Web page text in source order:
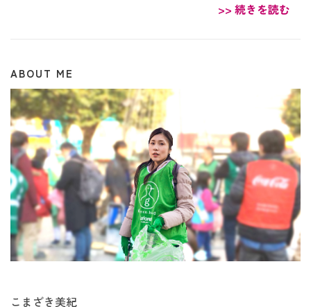
>> 続きを読む
ABOUT ME
こまざき美紀